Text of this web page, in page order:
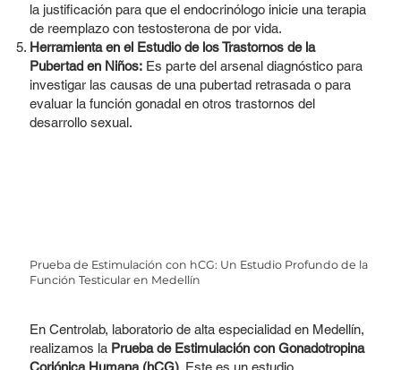
la justificación para que el endocrinólogo inicie una terapia
de reemplazo con testosterona de por vida.
Herramienta en el Estudio de los Trastornos de la
Pubertad en Niños:Es parte del arsenal diagnóstico para
investigar las causas de una pubertad retrasada o para
evaluar la función gonadal en otros trastornos del
desarrollo sexual.
Prueba de Estimulación con hCG: Un Estudio Profundo de la
Función Testicular en Medellín
En Centrolab, laboratorio de alta especialidad en Medellín,
realizamos la Prueba de Estimulación con Gonadotropina
Coriónica Humana (hCG). Este es un estudio